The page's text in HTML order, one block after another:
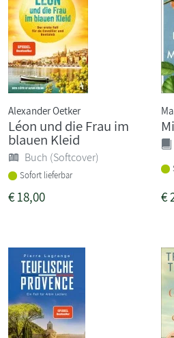
Alexander Oetker
Léon und die Frau im
blauen Kleid
Buch (Softcover)
Sofort lieferbar
€18,00 €